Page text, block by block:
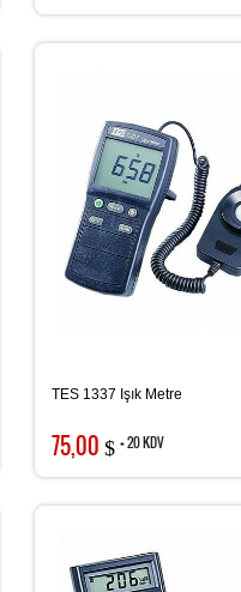
TES 1337 Işık Metre
75,00 $ + 20 KDV